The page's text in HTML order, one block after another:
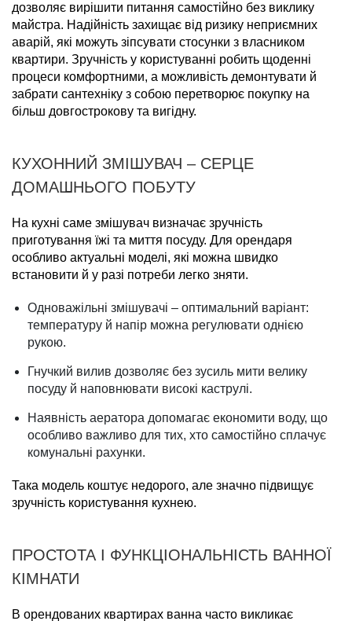
дозволяє вирішити питання самостійно без виклику
майстра. Надійність захищає від ризику неприємних
аварій, які можуть зіпсувати стосунки з власником
квартири. Зручність у користуванні робить щоденні
процеси комфортними, а можливість демонтувати й
забрати сантехніку з собою перетворює покупку на
більш довгострокову та вигідну.
КУХОННИЙ ЗМІШУВАЧ – СЕРЦЕ
ДОМАШНЬОГО ПОБУТУ
На кухні саме змішувач визначає зручність
приготування їжі та миття посуду. Для орендаря
особливо актуальні моделі, які можна швидко
встановити й у разі потреби легко зняти.
Одноважільні змішувачі – оптимальний варіант:
температуру й напір можна регулювати однією
рукою.
Гнучкий вилив дозволяє без зусиль мити велику
посуду й наповнювати високі каструлі.
Наявність аератора допомагає економити воду, що
особливо важливо для тих, хто самостійно сплачує
комунальні рахунки.
Така модель коштує недорого, але значно підвищує
зручність користування кухнею.
ПРОСТОТА І ФУНКЦІОНАЛЬНІСТЬ ВАННОЇ
КІМНАТИ
В орендованих квартирах ванна часто викликає